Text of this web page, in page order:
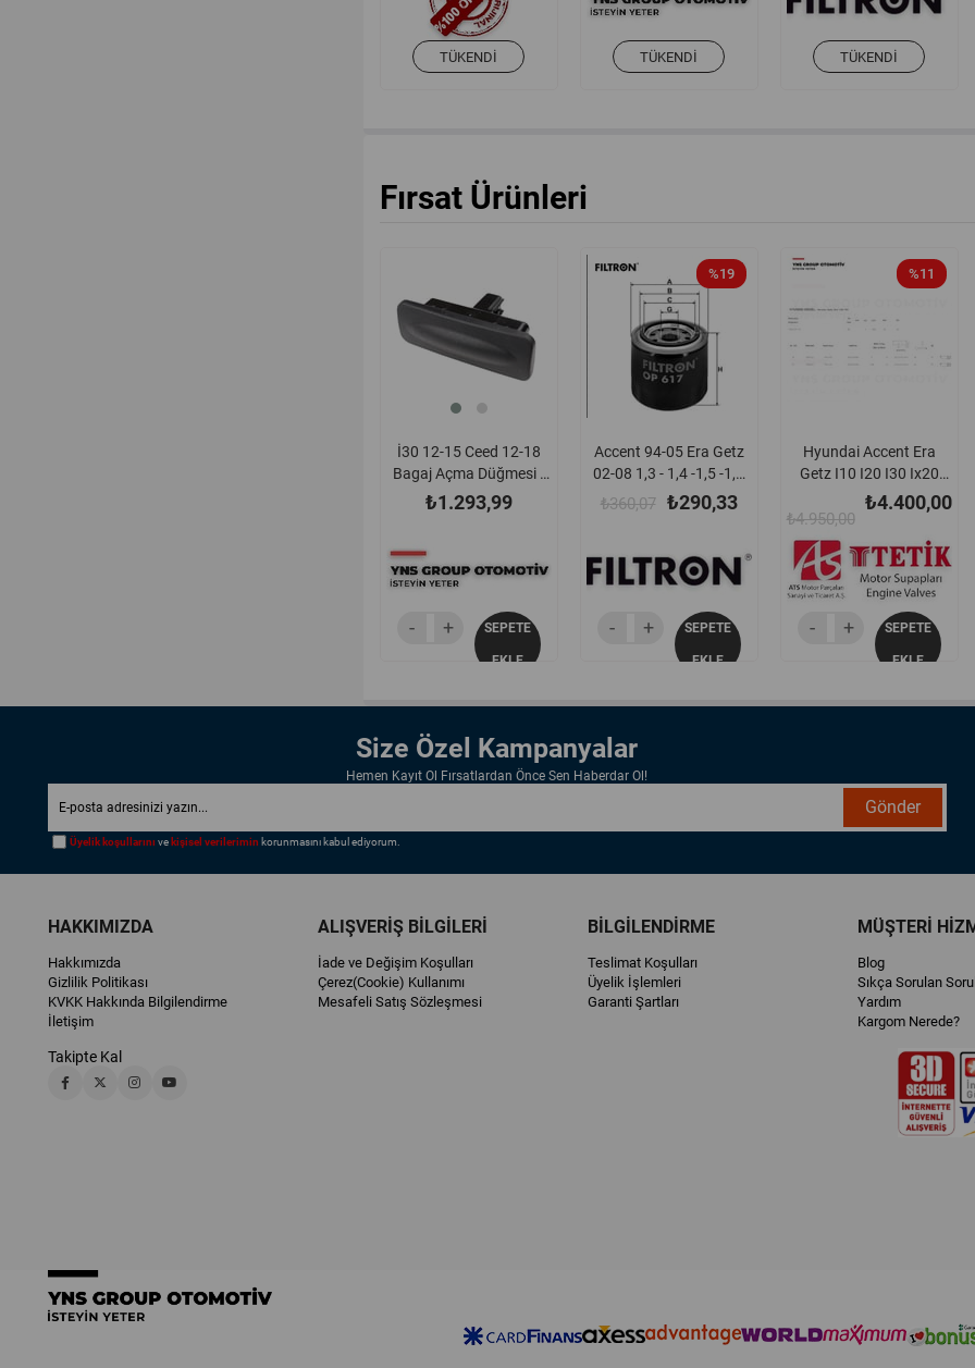
TÜKENDI TÜKENDI
Filtresi Filtron - Op6436
TÜKENDI
Fırsat Ürünleri
İ30 12-15 Ceed 12-18
Bagaj Açma Düğmesi -
81260a5000
₺1.293,99
SEPETE
EKLE
Accent 94-05 Era Getz
02-08 1,3 - 1,4 -1,5 -1,6
Benzinli Yağ Filtresi -
₺290,33
₺360,07
%19
SEPETE
EKLE
Hyundai Accent Era
Getz I10 I20 I30 Ix20
Matrix 05-19 Kia Carens
Ceed Cerato Picanto Rip
Soul Venga 05-19 1.4 -
1.5 - 1.6 Crdi Dizel
Subap Takımı Tetik -
Hyu105
₺4.400,00
₺4.950,00
%11
SEPETE
EKLE
Size Özel Kampanyalar
Hemen Kayıt Ol Fırsatlardan Önce Sen Haberdar Ol!
Gönder
Üyelik koşullarını ve kişisel verilerimin korunmasını kabul ediyorum.
HAKKIMIZDA
Hakkımızda
Gizlilik Politikası
KVKK Hakkında Bilgilendirme
İletişim
Takipte Kal
ALIŞVERİŞ BİLGİLERİ
İade ve Değişim Koşulları
Çerez(Cookie) Kullanımı
Mesafeli Satış Sözleşmesi
BİLGİLENDİRME
Teslimat Koşulları
Üyelik İşlemleri
Garanti Şartları
MÜŞTERİ
Blog
Sıkça Sorulan
Yardım
Kargom Nerede?